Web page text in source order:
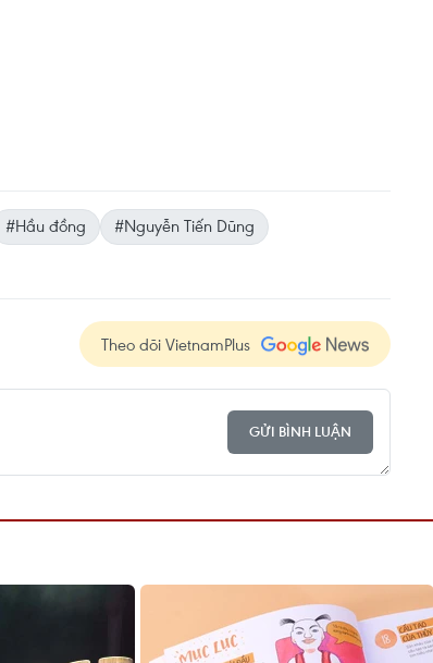
#Hầu đồng
#Nguyễn Tiến Dũng
Theo dõi VietnamPlus
GỬI BÌNH LUẬN